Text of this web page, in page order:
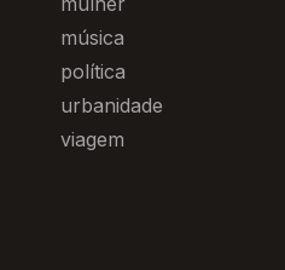
música
política
urbanidade
viagem